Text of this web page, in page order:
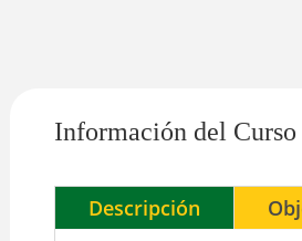
Información del Curso
Descripción